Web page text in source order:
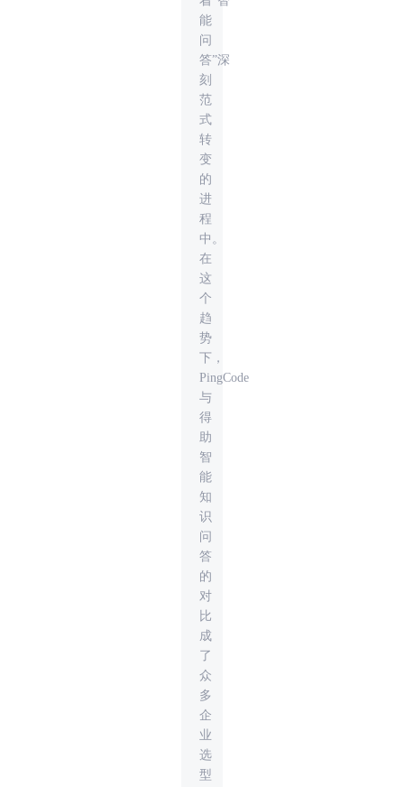
能
问
答”深
刻
范
式
转
变
的
进
程
中。
在
这
个
趋
势
下，
PingCode‌
与
得
助
智
能
知
识
问
答
的
对
比
成
了
众
多
企
业
选
型